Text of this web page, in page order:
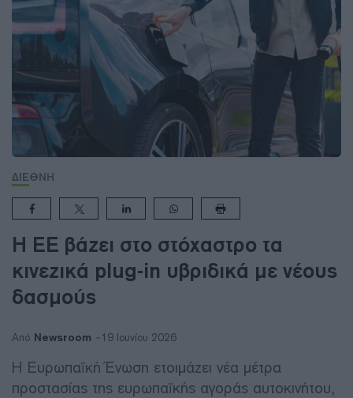
ΔΙΕΘΝΗ
Η ΕΕ βάζει στο στόχαστρο τα
κινεζικά plug-in υβριδικά με νέους
δασμούς
Από Newsroom 19 Ιουνίου 2026
Η Ευρωπαϊκή Ένωση ετοιμάζει νέα μέτρα
προστασίας της ευρωπαϊκής αγοράς αυτοκινήτου,